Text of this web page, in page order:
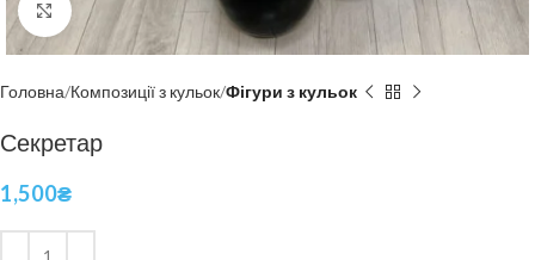
Click to enlarge
Головна Композиції з кульок Фігури з кульок
Секретар
1,500₴